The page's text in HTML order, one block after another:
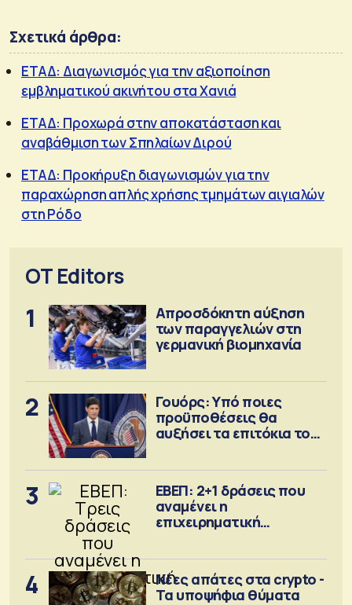
Σχετικά άρθρα:
ΕΤΑΔ: Διαγωνισμός για την αξιοποίηση
εμβληματικού ακινήτου στα Χανιά
ΕΤΑΔ: Προχωρά στην αποκατάσταση και
αναβάθμιση των Σπηλαίων Διρού
ΕΤΑΔ: Προκήρυξη διαγωνισμών για την
παραχώρηση απλής χρήσης τμημάτων αιγιαλών
στη Ρόδο
OT Editors
1
Απροσδόκητη αύξηση
των παραγγελιών στη
γερμανική βιομηχανία
2
Γουόρς: Υπό ποιες
προϋποθέσεις θα
αυξήσει τα επιτόκια τον
3
ΕΒΕΠ: 2+1 δράσεις που
αναμένει η
επιχειρηματική
4
Νέες απάτες στα crypto -
Τα υποψήφια θύματα